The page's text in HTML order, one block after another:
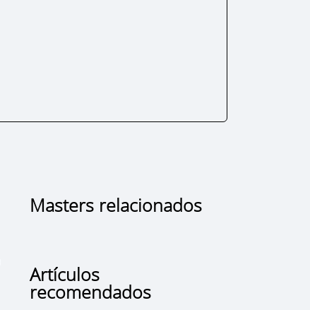
Masters relacionados
Artículos
recomendados